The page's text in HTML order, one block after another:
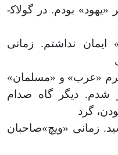
بودم. در گولاک­­
ایمان نداشتم. زمانی
جرم «عرب» و «مسلمان»
شدم. دیگر گاه صدام
گرد
زمانی «ویچ»صاحبان